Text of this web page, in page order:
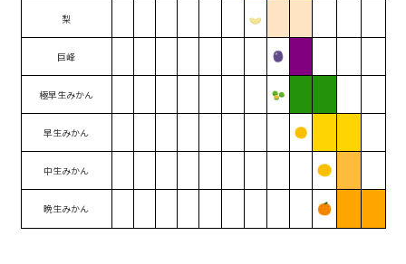
梨
巨峰
極早生みかん
早生みかん
中生みかん
晩生みかん